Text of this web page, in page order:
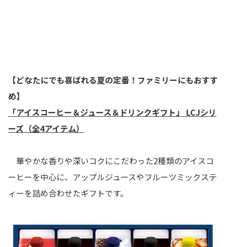
【どなたにでも喜ばれる夏の定番！ファミリーにもおすす
め】
「アイスコーヒー＆ジュース＆ドリンクギフト」 LCJシリ
ーズ（全4アイテム）
華やかな香りや深いコクにこだわった2種類のアイスコ
ーヒーを中心に、アップルジュースやフルーツミックステ
ィーを詰め合わせたギフトです。